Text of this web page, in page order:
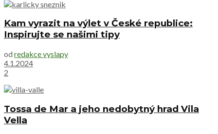
Kam vyrazit na výlet v České republice:
Inspirujte se našimi tipy
od redakce vyslapy
4.1.2024
2
Tossa de Mar a jeho nedobytný hrad Vila
Vella